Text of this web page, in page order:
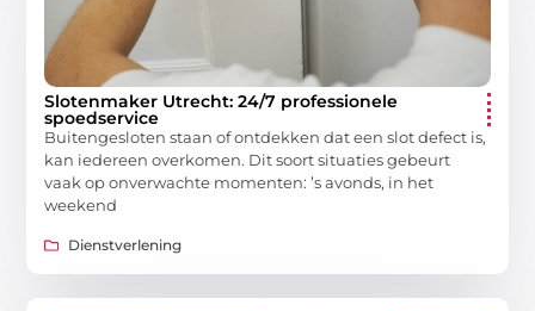
Slotenmaker Utrecht: 24/7 professionele
spoedservice
Buitengesloten staan of ontdekken dat een slot defect is,
kan iedereen overkomen. Dit soort situaties gebeurt
vaak op onverwachte momenten: ’s avonds, in het
weekend
Dienstverlening